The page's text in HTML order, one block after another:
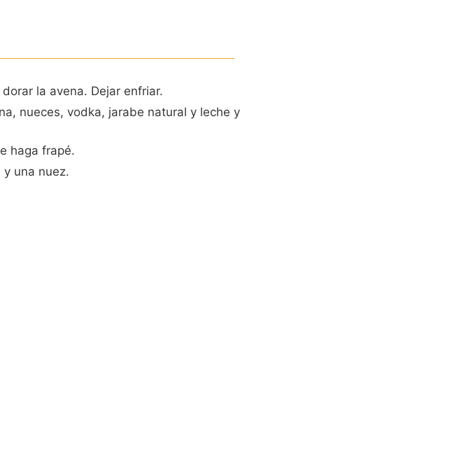
la avena. Dejar enfriar.
nueces, vodka, jarabe natural y leche y
haga frapé.
una nuez.